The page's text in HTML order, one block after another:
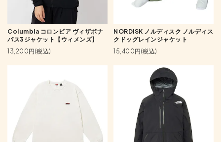
Columbia コロンビア ヴィザボナ
パス3ジャケット【ウィメンズ】
13,200円(税込)
NORDISK ノルディスク ノルディス
クドッグレインジャケット
15,400円(税込)